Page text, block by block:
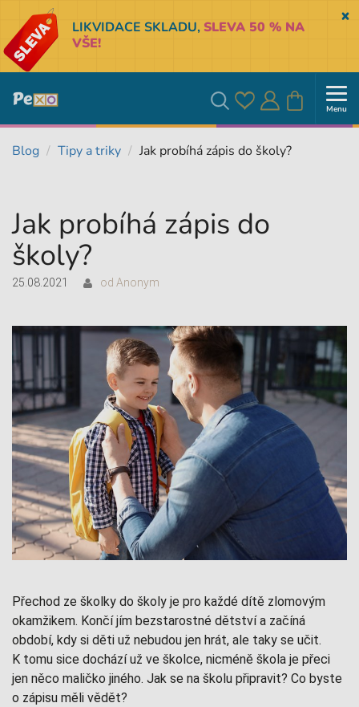
LIKVIDACE SKLADU,SLEVA 50 % NA
VŠE!
Vyhledávání
OblíbenéPřihlásit
Košík Menu
Blog Tipy a triky Jak probíhá zápis do školy?
Jak probíhá zápis do
školy?
25.08.2021 od Anonym
Přechod ze školky do školy je pro každé dítě zlomovým
okamžikem. Končí jím bezstarostné dětství a začíná
období, kdy si děti už nebudou jen hrát, ale taky se učit.
K tomu sice dochází už ve školce, nicméně škola je přeci
jen něco maličko jiného. Jak se na školu připravit? Co byste
o zápisu měli vědět?